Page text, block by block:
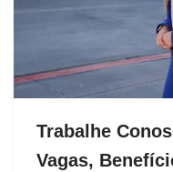
Trabalhe
Vagas,